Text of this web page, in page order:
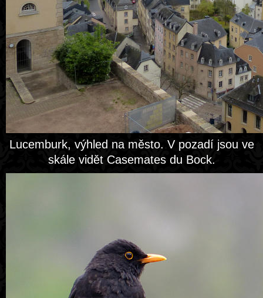
Lucemburk, výhled na město. V pozadí jsou ve
skále vidět Casemates du Bock.